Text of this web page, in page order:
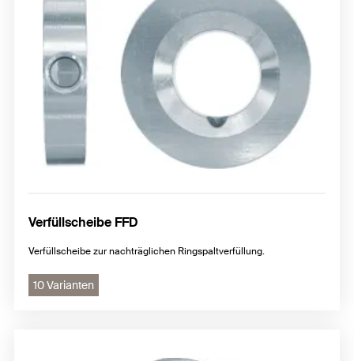
Verfüllscheibe FFD
Verfüllscheibe zur nachträglichen Ringspaltverfüllung.
10 Varianten